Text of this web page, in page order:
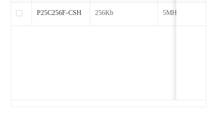
256Kb 5MHz
P25C256F-CSH